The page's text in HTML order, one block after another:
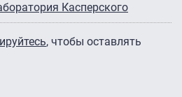
Касперского
, чтобы оставлять